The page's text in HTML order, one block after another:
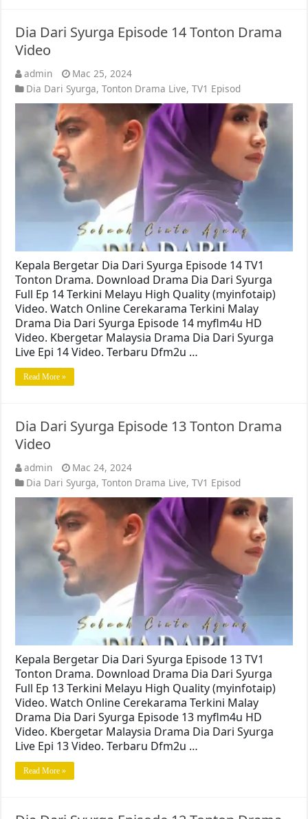
Dia Dari Syurga Episode 14 Tonton Drama
Video
admin
Mac 25, 2024
Dia Dari Syurga,Tonton Drama Live,TV1 Episod
Kepala Bergetar Dia Dari Syurga Episode 14 TV1
Tonton Drama. Download Drama Dia Dari Syurga
Full Ep 14 Terkini Melayu High Quality (myinfotaip)
Video. Watch Online Cerekarama Terkini Malay
Drama Dia Dari Syurga Episode 14 myflm4u HD
Video. Kbergetar Malaysia Drama Dia Dari Syurga
Live Epi 14 Video. Terbaru Dfm2u …
Read More »
Dia Dari Syurga Episode 13 Tonton Drama
Video
admin
Mac 24, 2024
Dia Dari Syurga,Tonton Drama Live,TV1 Episod
Kepala Bergetar Dia Dari Syurga Episode 13 TV1
Tonton Drama. Download Drama Dia Dari Syurga
Full Ep 13 Terkini Melayu High Quality (myinfotaip)
Video. Watch Online Cerekarama Terkini Malay
Drama Dia Dari Syurga Episode 13 myflm4u HD
Video. Kbergetar Malaysia Drama Dia Dari Syurga
Live Epi 13 Video. Terbaru Dfm2u …
Read More »